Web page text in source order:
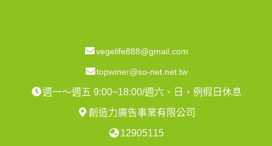
vegelife888@gmail.com
topwiner@so-net.net.tw
週一～週五 9:00~18:00/週六、日，例假日休息
創造力廣告事業有限公司
12905115